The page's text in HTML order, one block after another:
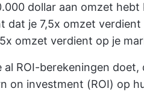
dollar aan omzet hebt
dat je 7,5x omzet
omzet verdient op je
al ROI-berekeningen
on investment (ROI) op